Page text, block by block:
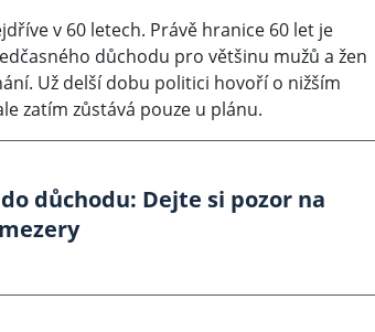
v 60 letech. Právě hranice 60 let je
důchodu pro většinu mužů a žen
Už delší dobu politici hovoří o nižším
zatím zůstává pouze u plánu.
důchodu: Dejte si pozor na